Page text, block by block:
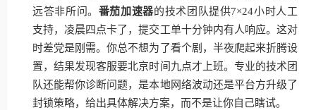
远答非所问。 番茄加速器的技术团队提供7×24小时人工
支持，凌晨四点卡了，提交工单十分钟内有人响应。这对
时差党是刚需。你总不想为了看个剧，半夜爬起来折腾设
置，结果发现客服要北京时间九点才上班。专业的技术团
队还能帮你诊断问题，是本地网络波动还是平台方升级了
封锁策略，给出具体解决方案，而不是让你自己瞎试。